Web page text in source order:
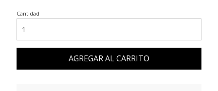
Cantidad
AGREGAR AL CARRITO